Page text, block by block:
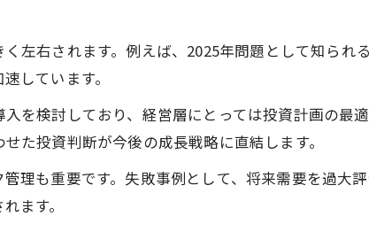
年以降の建設分野投資戦略の要点
2025年以降の建設投資見通しと戦略の考え方
建設設備投資における新経営戦略の立て方
建設投資動向を活かした競争力強化の実践法
建設投資見通し2025年からの変革シナリオ
左右されます。例えば、2025年問題として知られ
しています。
を検討しており、経営層にとっては投資計画の最
た投資判断が今後の成長戦略に直結します。
理も重要です。失敗事例として、将来需要を過大
ます。